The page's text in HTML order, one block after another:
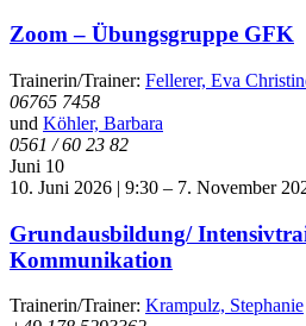
Zoom – Übungsgruppe GFK
Trainerin/Trainer: Fellerer, Eva
06765 7458
und Köhler, Barbara
0561 / 60 23 82
Juni 10
10. Juni 2026 | 9:30 – 7. November
Grundausbildung/
Kommunikation
Trainerin/Trainer: Krampulz, Stephanie